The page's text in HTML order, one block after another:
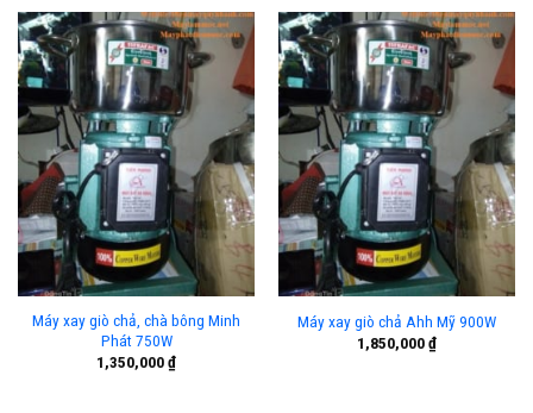
Máy xay giò chả, chà bông Minh
Phát 750W
1,350,000₫
Máy xay giò chả Ahh Mỹ 900W
1,850,000₫